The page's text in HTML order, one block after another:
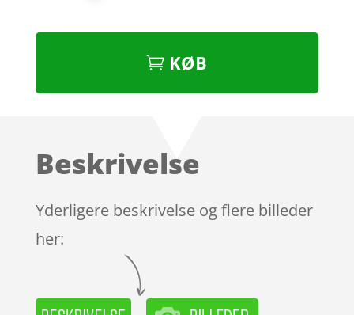
KØB
Beskrivelse
Yderligere beskrivelse og flere billeder
her: